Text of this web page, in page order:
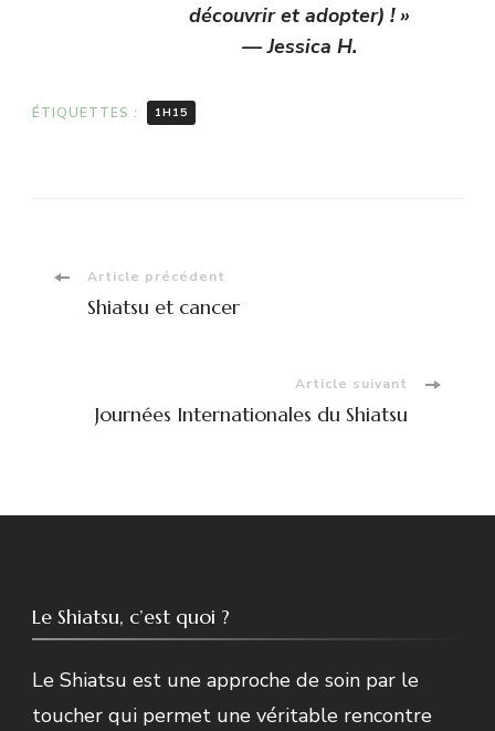
découvrir et adopter) ! »
— Jessica H.
ÉTIQUETTES : 1H15
Navigation
Article précédent
Shiatsu et cancer
Article suivant
Journées Internationales du Shiatsu
Le Shiatsu, c’est quoi ?
Le Shiatsu est une approche de soin par le
toucher qui permet une véritable rencontre